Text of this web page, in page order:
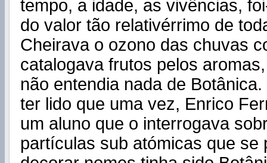
tempo, a idade, as vivências,
do valor tão relativérrimo de
Cheirava o ozono das chuvas
catalogava frutos pelos
não entendia nada de
ter lido que uma vez, Enrico
um aluno que o interrogava
partículas sub atómicas que se